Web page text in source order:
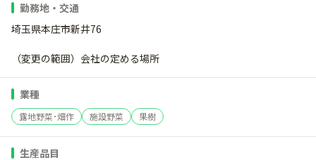
勤務地・交通
埼玉県本庄市新井76
（変更の範囲）会社の定める場所
業種
露地野菜･畑作 施設野菜 果樹
生産品目